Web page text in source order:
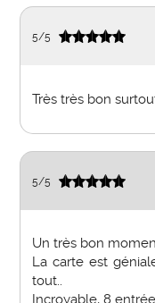
5/5
Très très bon
5/5
Un très bon
La carte est
tout..